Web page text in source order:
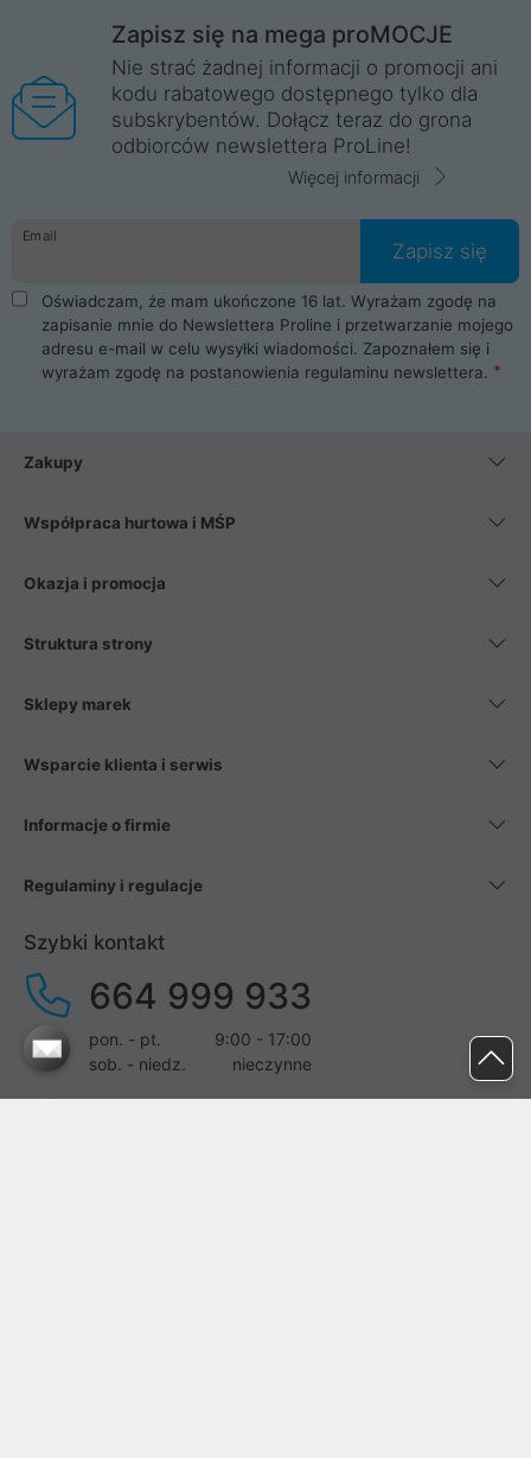
Zapisz się na mega proMOCJE
Nie strać żadnej informacji o promocji ani
kodu rabatowego dostępnego tylko dla
subskrybentów. Dołącz teraz do grona
odbiorców newslettera ProLine!
Więcej informacji
Email
Zapisz się
Oświadczam, że mam ukończone 16 lat. Wyrażam zgodę na
zapisanie mnie do Newslettera Proline i przetwarzanie mojego
adresu e-mail w celu wysyłki wiadomości. Zapoznałem się i
wyrażam zgodę na postanowienia regulaminu newslettera.
Zakupy
Współpraca hurtowa i MŚP
Okazja i promocja
Struktura strony
Sklepy marek
Wsparcie klienta i serwis
Informacje o firmie
Regulaminy i regulacje
Szybki kontakt
664 999 933
pon. - pt.
9:00 - 17:00
sob. - niedz.
nieczynne